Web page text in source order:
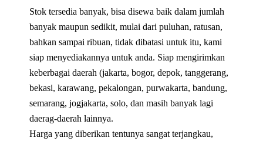
Stok tersedia banyak, bisa disewa baik dalam jumlah
banyak maupun sedikit, mulai dari puluhan, ratusan,
bahkan sampai ribuan, tidak dibatasi untuk itu, kami
siap menyediakannya untuk anda. Siap mengirimkan
keberbagai daerah (jakarta, bogor, depok, tanggerang,
bekasi, karawang, pekalongan, purwakarta, bandung,
semarang, jogjakarta, solo, dan masih banyak lagi
daerag-daerah lainnya.
Harga yang diberikan tentunya sangat terjangkau,